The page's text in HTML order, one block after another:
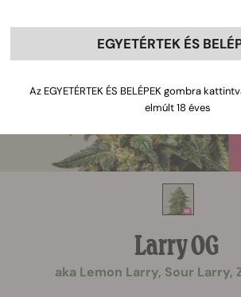
Larry OG
aka Lemon Larry, Sour Larry,
EGYETÉRTEK ÉS
Az EGYETÉRTEK ÉS BELÉPEK gombra
elmúlt 18 éves